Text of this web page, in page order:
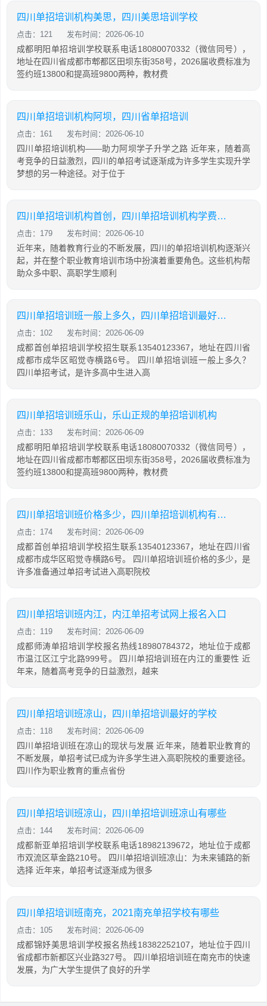
四川单招培训机构美思，四川美思培训学校
点击：121 发布时间：2026-06-10
成都明阳单招培训学校联系电话18080070332（微信同号），
地址在四川省成都市郫都区田坝东街358号，2026届收费标准为
签约班13800和提高班9800两种，教材费
四川单招培训机构阿坝，四川省单招培训
点击：161 发布时间：2026-06-10
四川单招培训机构——助力阿坝学子升学之路 近年来，随着高
考竞争的日益激烈，四川的单招考试逐渐成为许多学生实现升学
梦想的另一种途径。对于位于
四川单招培训机构首创，四川单招培训机构学费大概是多少
点击：179 发布时间：2026-06-10
近年来，随着教育行业的不断发展，四川的单招培训机构逐渐兴
起，并在整个职业教育培训市场中扮演着重要角色。这些机构帮
助众多中职、高职学生顺利
四川单招培训班一般上多久，四川单招培训最好的学校
点击：102 发布时间：2026-06-09
成都首创单招培训学校招生联系13540123367，地址在四川省
成都市成华区昭觉寺横路6号。 四川单招培训班一般上多久？
四川单招考试，是许多高中生进入高
四川单招培训班乐山，乐山正规的单招培训机构
点击：133 发布时间：2026-06-09
成都明阳单招培训学校联系电话18080070332（微信同号），
地址在四川省成都市郫都区田坝东街358号，2026届收费标准为
签约班13800和提高班9800两种，教材费
四川单招培训班价格多少，四川单招培训机构有哪些
点击：174 发布时间：2026-06-09
成都首创单招培训学校招生联系13540123367，地址在四川省
成都市成华区昭觉寺横路6号。 四川单招培训班价格的多少，是
许多准备通过单招考试进入高职院校
四川单招培训班内江，内江单招考试网上报名入口
点击：119 发布时间：2026-06-09
成都师涛单招培训学校报名热线18980784372，地址位于成都
市温江区江宁北路999号。 四川单招培训班在内江的重要性 近
年来，随着高考竞争的日益激烈，越来
四川单招培训班凉山，四川单招培训最好的学校
点击：118 发布时间：2026-06-09
四川单招培训班在凉山的现状与发展 近年来，随着职业教育的
不断发展，单招考试已成为许多学生进入高职院校的重要途径。
四川作为职业教育的重点省份
四川单招培训班凉山，四川单招培训班凉山有哪些
点击：144 发布时间：2026-06-09
成都新亚单招培训学校联系电话18982139672，地址位于成都
市双流区草金路210号。 四川单招培训班凉山：为未来铺路的新
选择 近年来，单招考试逐渐成为很多
四川单招培训班南充，2021南充单招学校有哪些
点击：105 发布时间：2026-06-09
成都锦妤美思培训学校报名热线18382252107，地址位于四川
省成都市新都区兴业路327号。 四川单招培训班在南充市的快速
发展，为广大学生提供了良好的升学